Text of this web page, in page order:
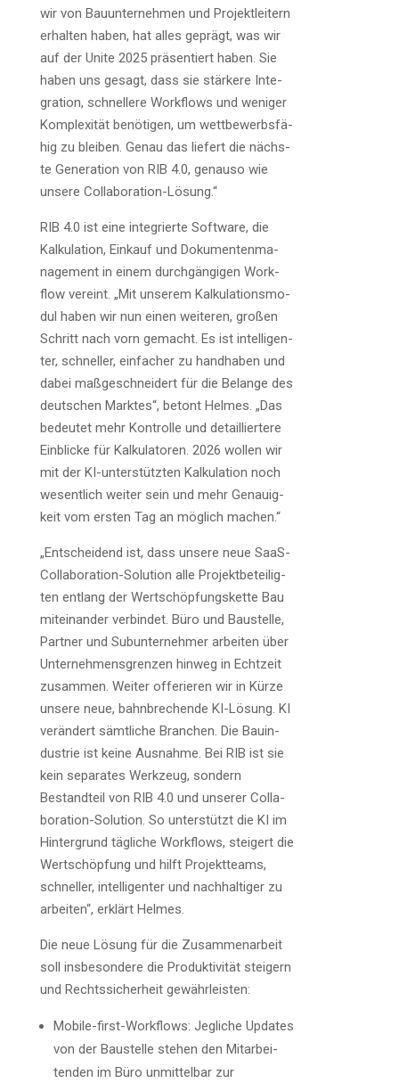
wir von Bau­un­ter­neh­men und Pro­jekt­lei­tern
erhal­ten haben, hat alles geprägt, was wir
auf der Unite 2025 prä­sen­tiert haben. Sie
haben uns gesagt, dass sie stär­ke­re Inte­
gra­ti­on, schnel­le­re Work­flows und weni­ger
Kom­ple­xi­tät benö­ti­gen, um wett­be­werbs­fä­
hig zu blei­ben. Genau das lie­fert die nächs­
te Gene­ra­ti­on von RIB 4.0, genau­so wie
unse­re Collaboration-Lösung.“
RIB 4.0 ist eine inte­grier­te Soft­ware, die
Kal­ku­la­ti­on, Ein­kauf und Doku­men­ten­ma­
nage­ment in einem durch­gän­gi­gen Work­
flow ver­eint. „Mit unse­rem Kal­ku­la­ti­ons­mo­
dul haben wir nun einen wei­te­ren, gro­ßen
Schritt nach vorn gemacht. Es ist intel­li­gen­
ter, schnel­ler, ein­fa­cher zu hand­ha­ben und
dabei maß­ge­schnei­dert für die Belan­ge des
deut­schen Mark­tes“, betont Hel­mes. „Das
bedeu­tet mehr Kon­trol­le und detail­lier­te­re
Ein­bli­cke für Kal­ku­la­to­ren. 2026 wol­len wir
mit der KI-unter­stütz­ten Kal­ku­la­ti­on noch
wesent­lich wei­ter sein und mehr Genau­ig­
keit vom ers­ten Tag an mög­lich machen.“
„Ent­schei­dend ist, dass unse­re neue SaaS-
Col­la­bo­ra­ti­on-Solu­ti­on alle Pro­jekt­be­tei­lig­
ten ent­lang der Wert­schöp­fungs­ket­te Bau
mit­ein­an­der ver­bin­det. Büro und Bau­stel­le,
Part­ner und Sub­un­ter­neh­mer arbei­ten über
Unter­neh­mens­gren­zen hin­weg in Echt­zeit
zusam­men. Wei­ter offe­rie­ren wir in Kür­ze
unse­re neue, bahn­bre­chen­de KI-Lösung. KI
ver­än­dert sämt­li­che Bran­chen. Die Bau­in­
dus­trie ist kei­ne Aus­nah­me. Bei RIB ist sie
kein sepa­ra­tes Werk­zeug, son­dern
Bestand­teil von RIB 4.0 und unse­rer Col­la­
bo­ra­ti­on-Solu­ti­on. So unter­stützt die KI im
Hin­ter­grund täg­li­che Work­flows, stei­gert die
Wert­schöp­fung und hilft Pro­jekt­teams,
schnel­ler, intel­li­gen­ter und nach­hal­ti­ger zu
arbei­ten“, erklärt Helmes.
Die neue Lösung für die Zusam­men­ar­beit
soll ins­be­son­de­re die Pro­duk­ti­vi­tät stei­gern
und Rechts­si­cher­heit gewährleisten:
Mobi­le-first-Work­flows: Jeg­li­che Updates
von der Bau­stel­le ste­hen den Mit­ar­bei­
ten­den im Büro unmit­tel­bar zur